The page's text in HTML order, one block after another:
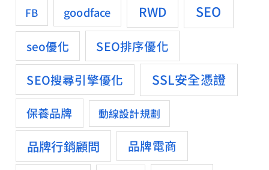
FB goodface RWD SEO
seo優化
SEO排序優化
SEO搜尋引擎優化
SSL安全憑證
保養品牌 動線設計規劃
品牌行銷顧問 品牌電商